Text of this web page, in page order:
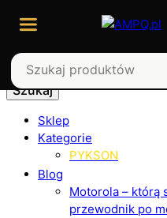
Szukaj
Sklep
Kategorie
PYKSON
Blog
Motorola – którą
przewodnik po